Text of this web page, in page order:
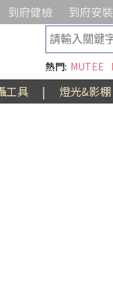
到府健檢 到府安裝
熱門: MUTEE
工具 |
燈光&影棚